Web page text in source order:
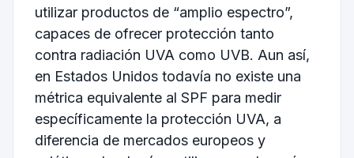
utilizar productos de “amplio espectro”,
capaces de ofrecer protección tanto
contra radiación UVA como UVB. Aun así,
en Estados Unidos todavía no existe una
métrica equivalente al SPF para medir
específicamente la protección UVA, a
diferencia de mercados europeos y